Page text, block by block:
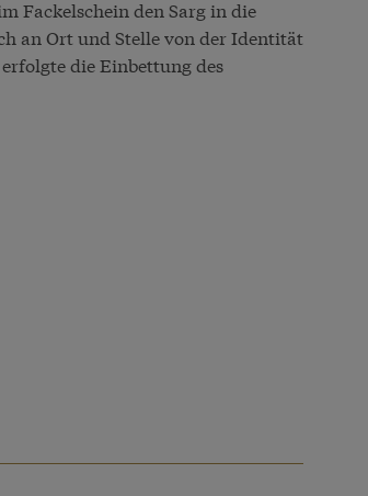
Fackelschein den Sarg in die
an Ort und Stelle von der Identität
die Einbettung des